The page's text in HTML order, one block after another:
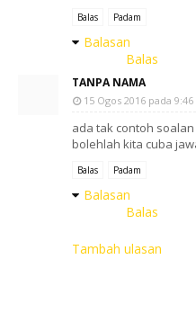
Balas Padam
Balasan
Balas
TANPA NAMA
15 Ogos 2016 pada 9:46
ada tak contoh
bolehlah kita cuba
Balas Padam
Balasan
Balas
Tambah ulasan